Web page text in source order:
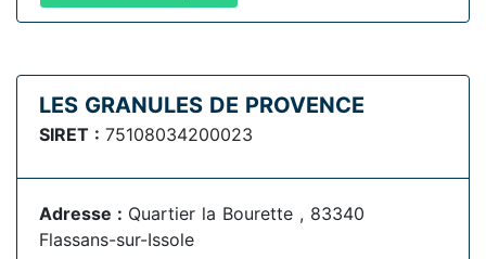
LES GRANULES DE PROVENCE
SIRET : 75108034200023
Adresse : Quartier la Bourette , 83340
Flassans-sur-Issole